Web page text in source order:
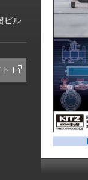
ビル